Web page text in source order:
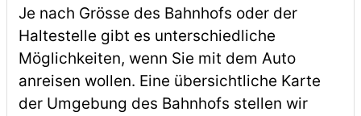
Je nach Grösse des Bahnhofs oder der
Haltestelle gibt es unterschiedliche
Möglichkeiten, wenn Sie mit dem Auto
anreisen wollen. Eine übersichtliche Karte
der Umgebung des Bahnhofs stellen wir